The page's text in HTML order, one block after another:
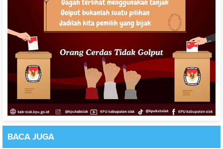
BACA JUGA